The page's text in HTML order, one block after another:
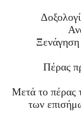
Πέρας
Μετά το πέρας
των